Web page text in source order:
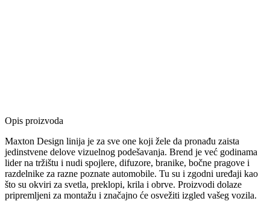
Opis proizvoda
Maxton Design linija je za sve one koji žele da pronađu zaista
jedinstvene delove vizuelnog podešavanja. Brend je već godinama
lider na tržištu i nudi spojlere, difuzore, branike, bočne pragove i
razdelnike za razne poznate automobile. Tu su i zgodni uređaji kao
što su okviri za svetla, preklopi, krila i obrve. Proizvodi dolaze
pripremljeni za montažu i značajno će osvežiti izgled vašeg vozila.